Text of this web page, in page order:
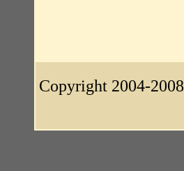
Copyright 2004-2008